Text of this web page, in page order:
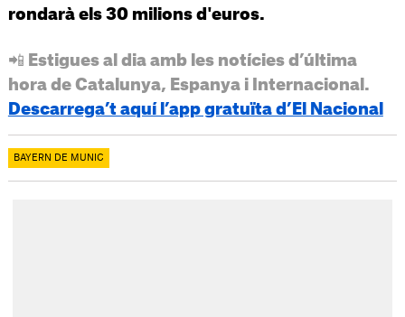
rondarà els 30 milions d'euros.
📲 Estigues al dia amb les notícies d’última
hora de Catalunya, Espanya i Internacional.
Descarrega’t aquí l’app gratuïta d’El Nacional
BAYERN DE MUNIC